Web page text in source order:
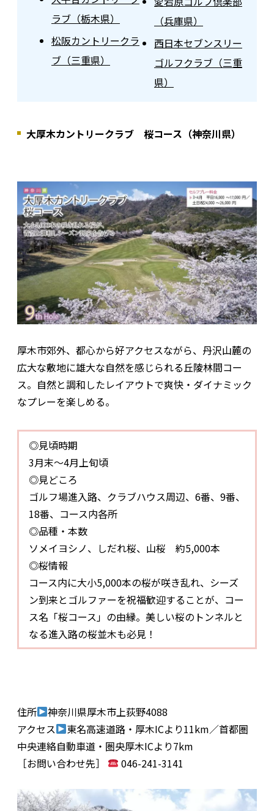
ラブ（栃木県）
松阪カントリークラ
ブ（三重県）
（兵庫県）
西日本セブンスリー
ゴルフクラブ（三重
県）
大厚木カントリークラブ 桜コース（神奈川県）
厚木市郊外、都心から好アクセスながら、丹沢山麓の
広大な敷地に雄大な自然を感じられる丘陵林間コー
ス。自然と調和したレイアウトで爽快・ダイナミック
なプレーを楽しめる。
◎見頃時期
3月末～4月上旬頃
◎見どころ
ゴルフ場進入路、クラブハウス周辺、6番、9番、
18番、コース内各所
◎品種・本数
ソメイヨシノ、しだれ桜、山桜 約5,000本
◎桜情報
コース内に大小5,000本の桜が咲き乱れ、シーズ
ン到来とゴルファーを祝福歓迎することが、コー
ス名「桜コース」の由縁。美しい桜のトンネルと
なる進入路の桜並木も必見！
住所
神奈川県厚木市上荻野4088
アクセス
東名高速道路・厚木ICより11km／首都圏
中央連絡自動車道・圏央厚木ICより7km
［お問い合わせ先］
046-241-3141